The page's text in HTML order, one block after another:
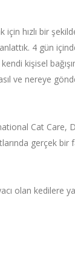
hızlı bir
4 gün
kişisel
ve nereye
Cat Care,
gerçek bir
olan kedilere